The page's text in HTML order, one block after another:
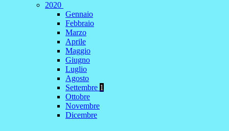
2020
Gennaio
Febbraio
Marzo
Aprile
Maggio
Giugno
Luglio
Agosto
Settembre 1
Ottobre
Novembre
Dicembre